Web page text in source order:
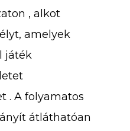
, alkot
amelyek
játék
. A folyamatos
átláthatóan